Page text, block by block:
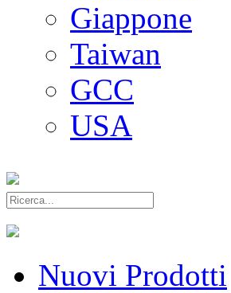
Giappone
Taiwan
GCC
USA
Nuovi Prodotti